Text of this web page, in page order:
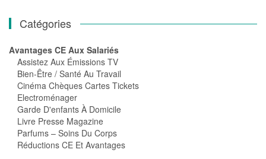
Catégories
Avantages CE Aux Salariés
Assistez Aux Émissions TV
Bien-Être / Santé Au Travail
Cinéma Chèques Cartes Tickets
Electroménager
Garde D'enfants À Domicile
Livre Presse Magazine
Parfums – Soins Du Corps
Réductions CE Et Avantages